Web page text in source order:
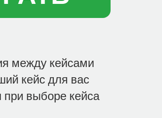
между кейсами
кейс для вас
выборе кейса